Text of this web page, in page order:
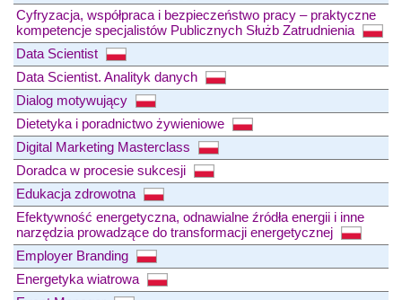
Cyfryzacja, współpraca i bezpieczeństwo pracy – praktyczne
kompetencje specjalistów Publicznych Służb Zatrudnienia
Data Scientist
Data Scientist. Analityk danych
Dialog motywujący
Dietetyka i poradnictwo żywieniowe
Digital Marketing Masterclass
Doradca w procesie sukcesji
Edukacja zdrowotna
Efektywność energetyczna, odnawialne źródła energii i inne
narzędzia prowadzące do transformacji energetycznej
Employer Branding
Energetyka wiatrowa